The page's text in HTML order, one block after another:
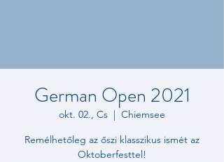
German Open 2021
okt. 02., Cs
  |
Chiemsee
Remélhetőleg az őszi klasszikus ismét az
Oktoberfesttel!